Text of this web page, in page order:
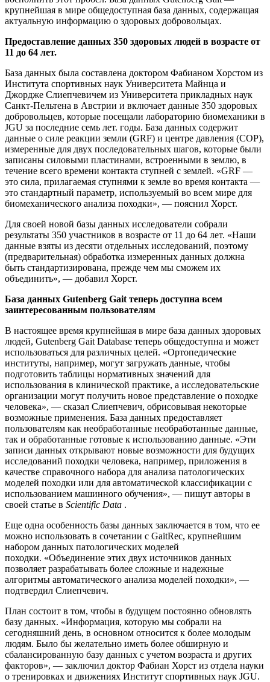
крупнейшая в мире общедоступная база данных, содержащая
актуальную информацию о здоровых добровольцах.
Предоставление данных 350 здоровых людей в возрасте от
11 до 64 лет.
База данных была составлена ​​доктором Фабианом Хорстом из
Института спортивных наук Университета Майнца и
Джордже Слиепчевичем из Университета прикладных наук
Санкт-Пельтена в Австрии и включает данные 350 здоровых
добровольцев, которые посещали лабораторию биомеханики в
JGU за последние семь лет. годы. База данных содержит
данные о силе реакции земли (GRF) и центре давления (COP),
измеренные для двух последовательных шагов, которые были
записаны силовыми пластинами, встроенными в землю, в
течение всего времени контакта ступней с землей. «GRF —
это сила, прилагаемая ступнями к земле во время контакта —
это стандартный параметр, используемый во всем мире для
биомеханического анализа походки», — пояснил Хорст.
Для своей новой базы данных исследователи собрали
результаты 350 участников в возрасте от 11 до 64 лет. «Наши
данные взяты из десяти отдельных исследований, поэтому
(предварительная) обработка измеренных данных должна
быть стандартизирована, прежде чем мы сможем их
объединить», — добавил Хорст.
База данных Gutenberg Gait теперь доступна всем
заинтересованным пользователям
В настоящее время крупнейшая в мире база данных здоровых
людей, Gutenberg Gait Database теперь общедоступна и может
использоваться для различных целей. «Ортопедические
институты, например, могут загружать данные, чтобы
подготовить таблицы нормативных значений для
использования в клинической практике, а исследовательские
организации могут получить новое представление о походке
человека», — сказал Слиепчевич, обрисовывая некоторые
возможные применения. База данных предоставляет
пользователям как необработанные необработанные данные,
так и обработанные готовые к использованию данные. «Эти
записи данных открывают новые возможности для будущих
исследований походки человека, например, приложения в
качестве справочного набора для анализа патологических
моделей походки или для автоматической классификации с
использованием машинного обучения», — пишут авторы в
своей статье в Scientific Data .
Еще одна особенность базы данных заключается в том, что ее
можно использовать в сочетании с GaitRec, крупнейшим
набором данных патологических моделей
походки. «Объединение этих двух источников данных
позволяет разрабатывать более сложные и надежные
алгоритмы автоматического анализа моделей походки», —
подтвердил Слиепчевич.
План состоит в том, чтобы в будущем постоянно обновлять
базу данных. «Информация, которую мы собрали на
сегодняшний день, в основном относится к более молодым
людям. Было бы желательно иметь более обширную и
сбалансированную базу данных с учетом возраста и других
факторов», — заключил доктор Фабиан Хорст из отдела науки
о тренировках и движениях Институт спортивных наук JGU.